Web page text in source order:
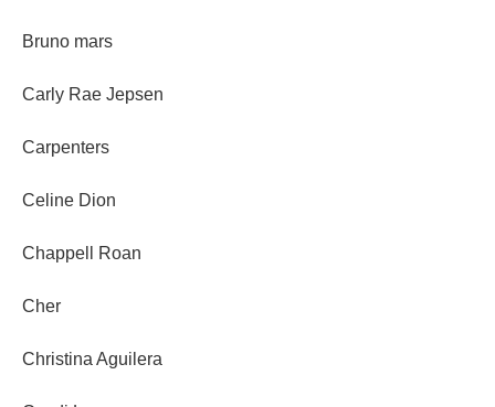
Bruno mars
Carly Rae Jepsen
Carpenters
Celine Dion
Chappell Roan
Cher
Christina Aguilera